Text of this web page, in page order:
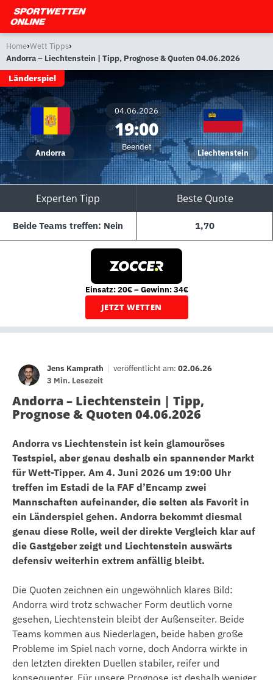
Home›Wett Tipps›
Andorra – Liechtenstein | Tipp, Prognose & Quoten 04.06.2026
Länderspiel
Andorra
04.06.2026
19:00
Beendet
Liechtenstein
Experten Tipp Beste Quote
Beide Teams treffen: Nein 1,70
Einsatz: 20€ – Gewinn: 34€
JETZT WETTEN
Jens Kamprath | veröffentlicht am: 02.06.26
3 Min. Lesezeit
Andorra – Liechtenstein | Tipp,
Prognose & Quoten 04.06.2026
Andorra vs Liechtenstein ist kein glamouröses
Testspiel, aber genau deshalb ein spannender Markt
für Wett-Tipper. Am 4. Juni 2026 um 19:00 Uhr
treffen im Estadi de la FAF d’Encamp zwei
Mannschaften aufeinander, die selten als Favorit in
ein Länderspiel gehen. Andorra bekommt diesmal
genau diese Rolle, weil der direkte Vergleich klar auf
die Gastgeber zeigt und Liechtenstein auswärts
defensiv weiterhin extrem anfällig bleibt.
Die Quoten zeichnen ein ungewöhnlich klares Bild:
Andorra wird trotz schwacher Form deutlich vorne
gesehen, Liechtenstein bleibt der Außenseiter. Beide
Teams kommen aus Niederlagen, beide haben große
Probleme im Spiel nach vorne, doch Andorra wirkte in
den letzten direkten Duellen stabiler, reifer und